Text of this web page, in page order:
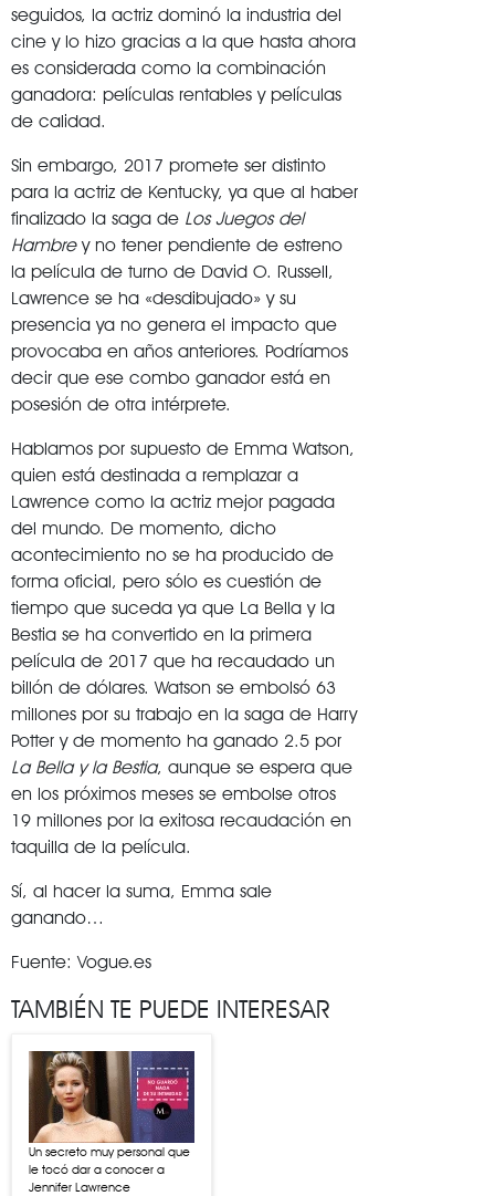
seguidos, la actriz dominó la industria del
cine y lo hizo gracias a la que hasta ahora
es considerada como la combinación
ganadora: películas rentables y películas
de calidad.
Sin embargo, 2017 promete ser distinto
para la actriz de Kentucky, ya que al haber
finalizado la saga de Los Juegos del
Hambrey no tener pendiente de estreno
la película de turno de David O. Russell,
Lawrence se ha «desdibujado» y su
presencia ya no genera el impacto que
provocaba en años anteriores. Podríamos
decir que ese combo ganador está en
posesión de otra intérprete.
Hablamos por supuesto de Emma Watson,
quien está destinada a remplazar a
Lawrence como la actriz mejor pagada
del mundo. De momento, dicho
acontecimiento no se ha producido de
forma oficial, pero sólo es cuestión de
tiempo que suceda ya que La Bella y la
Bestia se ha convertido en la primera
película de 2017 que ha recaudado un
billón de dólares. Watson se embolsó 63
millones por su trabajo en la saga de Harry
Potter y de momento ha ganado 2.5 por
La Bella y la Bestia, aunque se espera que
en los próximos meses se embolse otros
19 millones por la exitosa recaudación en
taquilla de la película.
Sí, al hacer la suma, Emma sale
ganando…
Fuente: Vogue.es
TAMBIÉN TE PUEDE INTERESAR
Un secreto muy personal que
le tocó dar a conocer a
Jennifer Lawrence